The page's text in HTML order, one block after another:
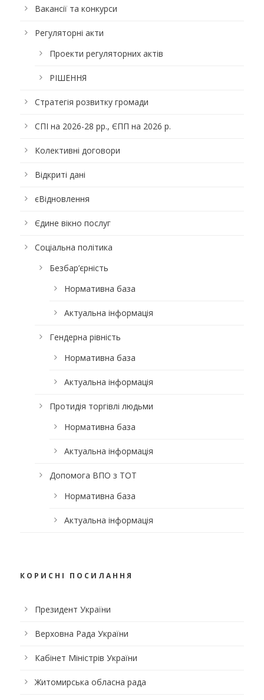
Вакансії та конкурси
Регуляторні акти
Проекти регуляторних актів
РІШЕННЯ
Стратегія розвитку громади
СПІ на 2026-28 рр., ЄПП на 2026 р.
Колективні договори
Відкриті дані
єВідновлення
Єдине вікно послуг
Соціальна політика
Безбар’єрність
Нормативна база
Актуальна інформація
Гендерна рівність
Нормативна база
Актуальна інформація
Протидія торгівлі людьми
Нормативна база
Актуальна інформація
Допомога ВПО з ТОТ
Нормативна база
Актуальна інформація
КОРИСНІ ПОСИЛАННЯ
Президент України
Верховна Рада України
Кабінет Міністрів України
Житомирська обласна рада